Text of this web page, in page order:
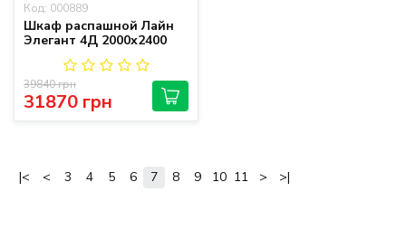
Код: 000889
Шкаф распашной Лайн
Элегант 4Д 2000х2400
31870 грн
39840 грн
|< < 3 4 5 6 7 8 9 10 11 > >|